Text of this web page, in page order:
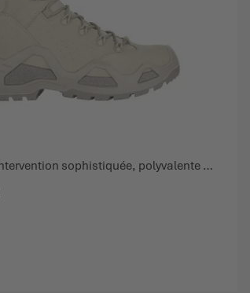
Une botte d’intervention sophistiquée, polyvalente et très confortable.